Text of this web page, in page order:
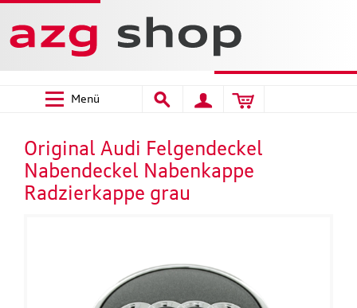
Menü
Original Audi Felgendeckel
Nabendeckel Nabenkappe
Radzierkappe grau